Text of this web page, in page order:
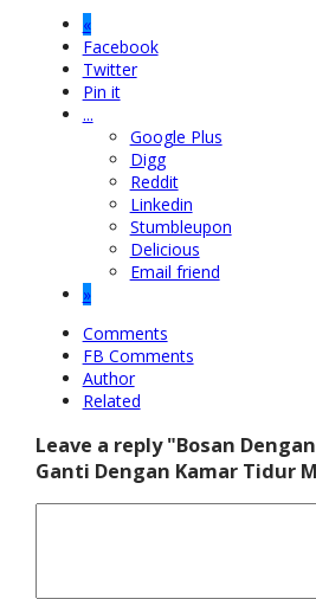
«
Facebook
Twitter
Pin it
...
Google Plus
Digg
Reddit
Linkedin
Stumbleupon
Delicious
Email friend
»
Comments
FB Comments
Author
Related
Leave a reply "Bosan
Ganti Dengan Kamar Tidur